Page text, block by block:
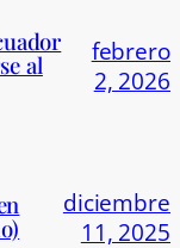
al
febrero
2, 2026
diciembre
11, 2025